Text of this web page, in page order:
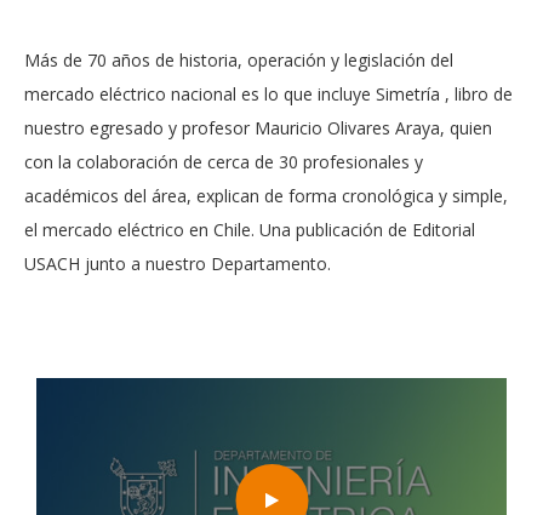
Más de 70 años de historia, operación y legislación del
mercado eléctrico nacional es lo que incluye Simetría , libro de
nuestro egresado y profesor Mauricio Olivares Araya, quien
con la colaboración de cerca de 30 profesionales y
académicos del área, explican de forma cronológica y simple,
el mercado eléctrico en Chile. Una publicación de Editorial
USACH junto a nuestro Departamento.